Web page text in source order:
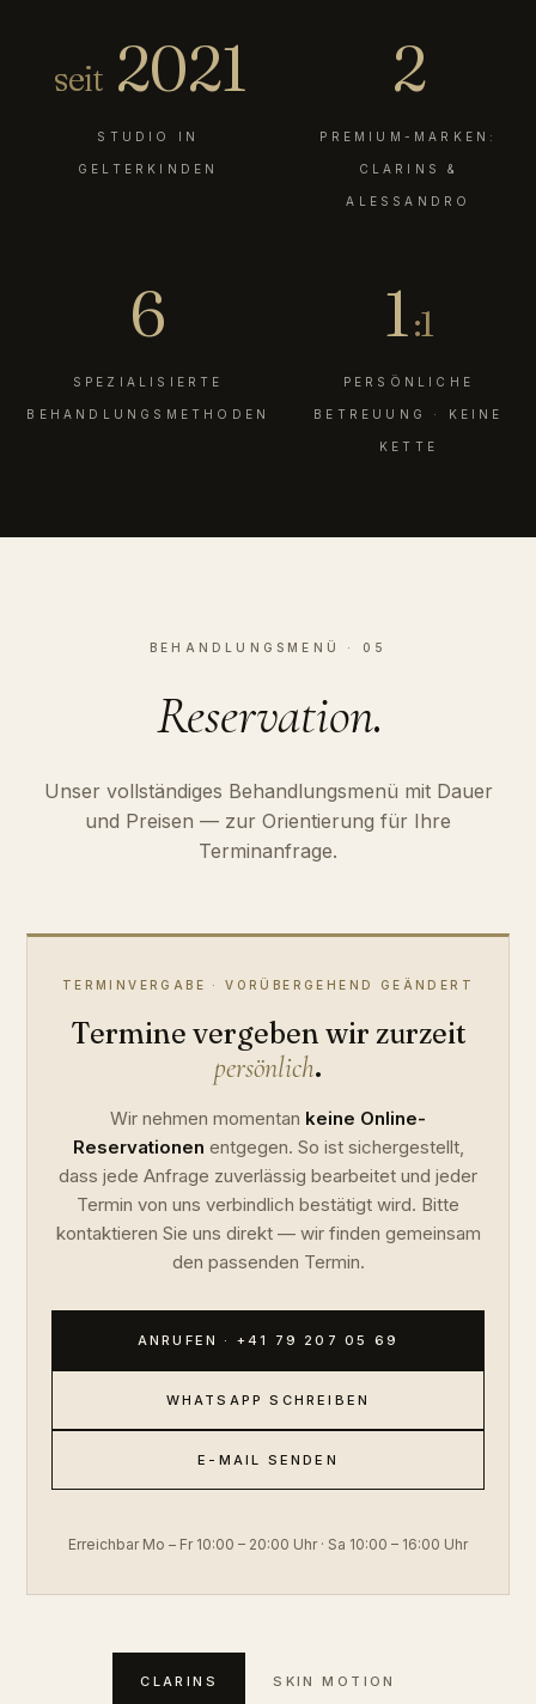
seit 2021
STUDIO IN
GELTERKINDEN
2
PREMIUM-MARKEN:
CLARINS &
ALESSANDRO
6
SPEZIALISIERTE
BEHANDLUNGSMETHODEN
1:1
PERSÖNLICHE
BETREUUNG · KEINE
KETTE
BEHANDLUNGSMENÜ · 05
Reservation.
Unser vollständiges Behandlungsmenü mit Dauer
und Preisen — zur Orientierung für Ihre
Terminanfrage.
TERMINVERGABE · VORÜBERGEHEND GEÄNDERT
Termine vergeben wir zurzeit
persönlich.
Wir nehmen momentan keine Online-
Reservationen entgegen. So ist sichergestellt,
dass jede Anfrage zuverlässig bearbeitet und jeder
Termin von uns verbindlich bestätigt wird. Bitte
kontaktieren Sie uns direkt — wir finden gemeinsam
den passenden Termin.
ANRUFEN · +41 79 207 05 69
WHATSAPP SCHREIBEN
E-MAIL SENDEN
Erreichbar Mo – Fr 10:00 – 20:00 Uhr · Sa 10:00 – 16:00 Uhr
CLARINS SKIN MOTION